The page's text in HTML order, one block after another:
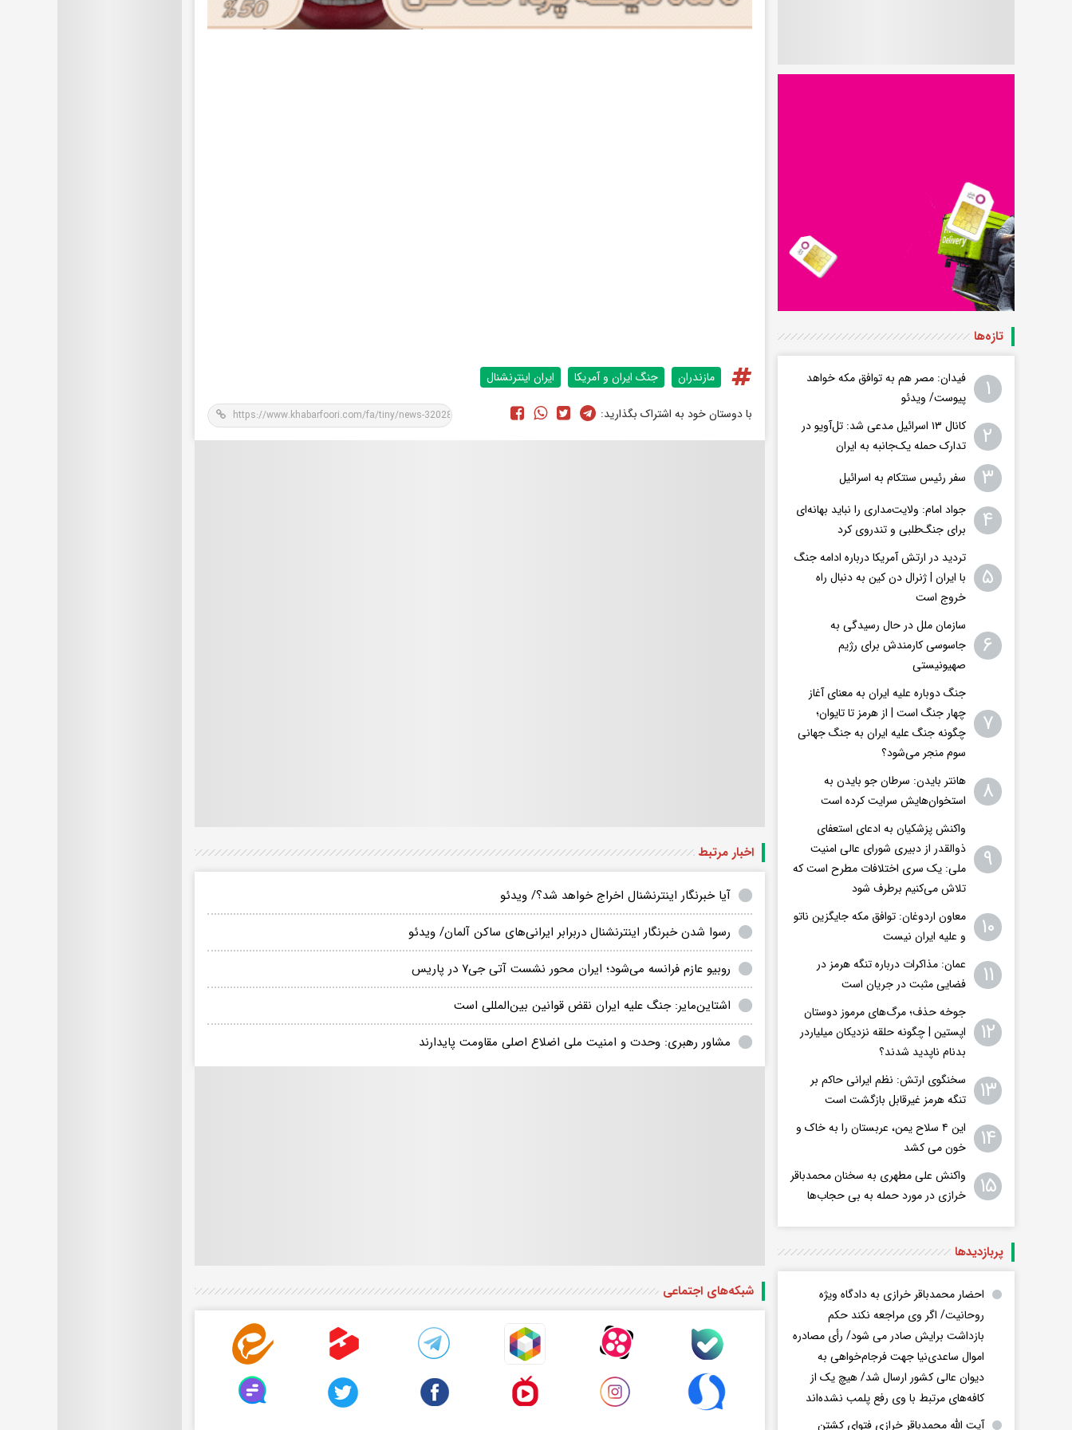
مازندران جنگ ایران و آمریکا ایران اینترنشنال
با دوستان خود به اشتراک بگذارید:
اخبار مرتبط
آیا خبرنگار اینترنشنال اخراج خواهد شد؟/ ویدئو
رسوا شدن خبرنگار اینترنشنال دربرابر ایرانی‌های ساکن آلمان/ ویدئو
روبیو عازم فرانسه می‌شود؛ ایران محور نشست آتی جی۷ در پاریس
اشتاین‌مایر: جنگ علیه ایران نقض قوانین بین‌المللی است
مشاور رهبری: وحدت و امنیت ملی اضلاع اصلی مقاومت پایدارند
شبکه‌های اجتماعی
تازه‌ها
۱
فیدان: مصر هم به توافق مکه خواهد
پیوست/ ویدئو
۲
کانال ۱۳ اسرائیل مدعی شد: تل‌آویو در
تدارک حمله یک‌جانبه به ایران
۳ سفر رئیس سنتکام به اسرائیل
۴
جواد امام: ولایت‌مداری را نباید بهانه‌ای
برای جنگ‌طلبی و تندروی کرد
۵
تردید در ارتش آمریکا درباره ادامه جنگ
با ایران | ژنرال دن کین به دنبال راه
خروج است
۶
سازمان ملل در حال رسیدگی به
جاسوسی کارمندش برای رژیم
صهیونیستی
۷
جنگ دوباره علیه ایران به معنای آغاز
چهار جنگ است | از هرمز تا تایوان؛
چگونه جنگ علیه ایران به جنگ جهانی
سوم منجر می‌شود؟
۸
هانتر بایدن: سرطان جو بایدن به
استخوان‌هایش سرایت کرده است
۹
واکنش پزشکیان به ادعای استعفای
ذوالقدر از دبیری شورای عالی امنیت
ملی: یک سری اختلافات مطرح است که
تلاش می‌کنیم برطرف شود
۱۰
معاون اردوغان: توافق مکه جایگزین ناتو
و علیه ایران نیست
۱۱
عمان: مذاکرات درباره تنگه هرمز در
فضایی مثبت در جریان است
۱۲
جوخه حذف؛ مرگ‌های مرموز دوستان
اپستین | چگونه حلقه نزدیکان میلیاردر
بدنام ناپدید شدند؟
۱۳
سخنگوی ارتش: نظم ایرانی حاکم بر
تنگه هرمز غیرقابل بازگشت است
۱۴
این ۴ سلاح یمن، عربستان را به خاک و
خون می کشد
۱۵
واکنش علی مطهری به سخنان محمدباقر
خرازی در مورد حمله به بی حجاب‌ها
پربازدید‌ها
احضار محمدباقر خرازی به دادگاه ویژه
روحانیت/ اگر وی مراجعه نکند حکم
بازداشت برایش صادر می شود/ رأی مصادره
اموال ساعدی‌نیا جهت فرجام‌خواهی به
دیوان عالی کشور ارسال شد/ هیچ یک از
کافه‌های مرتبط با وی رفع پلمب نشده‌اند
آیت الله محمدباقر خرازی فتوای کشتن